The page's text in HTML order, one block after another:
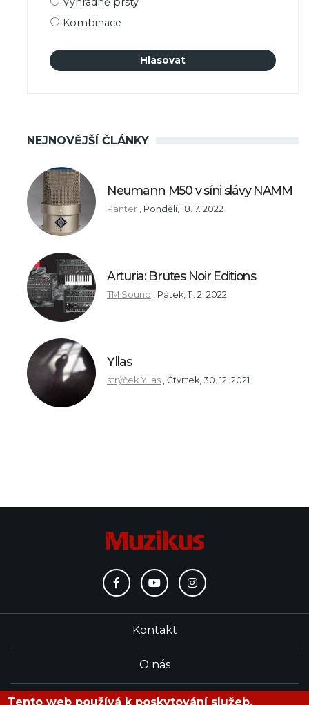
Kombinace
NEJNOVĚJŠÍ ČLÁNKY
Neumann M50 v síni slávy NAMM
Panter , Pondělí, 18. 7. 2022
Arturia: Brutes Noir Editions
TM Sound , Pátek, 11. 2. 2022
Yllas
strýček Yllas , Čtvrtek, 30. 12. 2021
Kontakt
O nás
Redakce
Tento web používá k poskytování služeb,